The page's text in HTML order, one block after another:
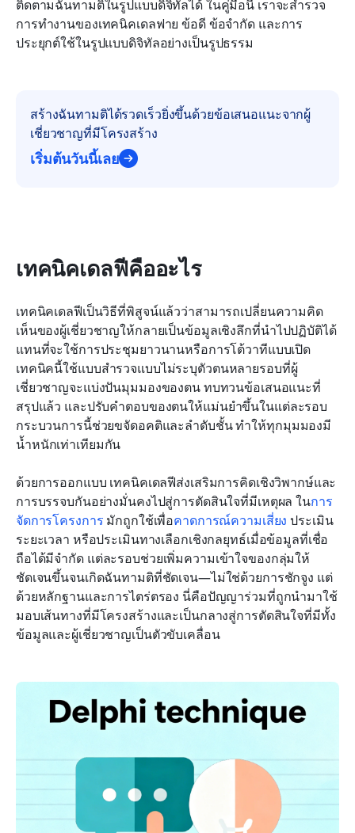
ติดตามฉันทามติในรูปแบบดิจิทัลได้ ในคู่มือนี้ เราจะสำรวจ
การทำงานของเทคนิคเดลฟาย ข้อดี ข้อจำกัด และการ
ประยุกต์ใช้ในรูปแบบดิจิทัลอย่างเป็นรูปธรรม
สร้างฉันทามติได้รวดเร็วยิ่งขึ้นด้วยข้อเสนอแนะจากผู้
เชี่ยวชาญที่มีโครงสร้าง
เริ่มต้นวันนี้เลย
เทคนิคเดลฟีคืออะไร
เทคนิคเดลฟีเป็นวิธีที่พิสูจน์แล้วว่าสามารถเปลี่ยนความคิด
เห็นของผู้เชี่ยวชาญให้กลายเป็นข้อมูลเชิงลึกที่นำไปปฏิบัติได้
แทนที่จะใช้การประชุมยาวนานหรือการโต้วาทีแบบเปิด
เทคนิคนี้ใช้แบบสำรวจแบบไม่ระบุตัวตนหลายรอบที่ผู้
เชี่ยวชาญจะแบ่งปันมุมมองของตน ทบทวนข้อเสนอแนะที่
สรุปแล้ว และปรับคำตอบของตนให้แม่นยำขึ้นในแต่ละรอบ
กระบวนการนี้ช่วยขจัดอคติและลำดับชั้น ทำให้ทุกมุมมองมี
น้ำหนักเท่าเทียมกัน
ด้วยการออกแบบ เทคนิคเดลฟีส่งเสริมการคิดเชิงวิพากษ์และ
การบรรจบกันอย่างมั่นคงไปสู่การตัดสินใจที่มีเหตุผล ในการ
จัดการโครงการ มักถูกใช้เพื่อคาดการณ์ความเสี่ยง ประเมิน
ระยะเวลา หรือประเมินทางเลือกเชิงกลยุทธ์เมื่อข้อมูลที่เชื่อ
ถือได้มีจำกัด แต่ละรอบช่วยเพิ่มความเข้าใจของกลุ่มให้
ชัดเจนขึ้นจนเกิดฉันทามติที่ชัดเจน—ไม่ใช่ด้วยการชักจูง แต่
ด้วยหลักฐานและการไตร่ตรอง นี่คือปัญญาร่วมที่ถูกนำมาใช้
มอบเส้นทางที่มีโครงสร้างและเป็นกลางสู่การตัดสินใจที่มีทั้ง
ข้อมูลและผู้เชี่ยวชาญเป็นตัวขับเคลื่อน